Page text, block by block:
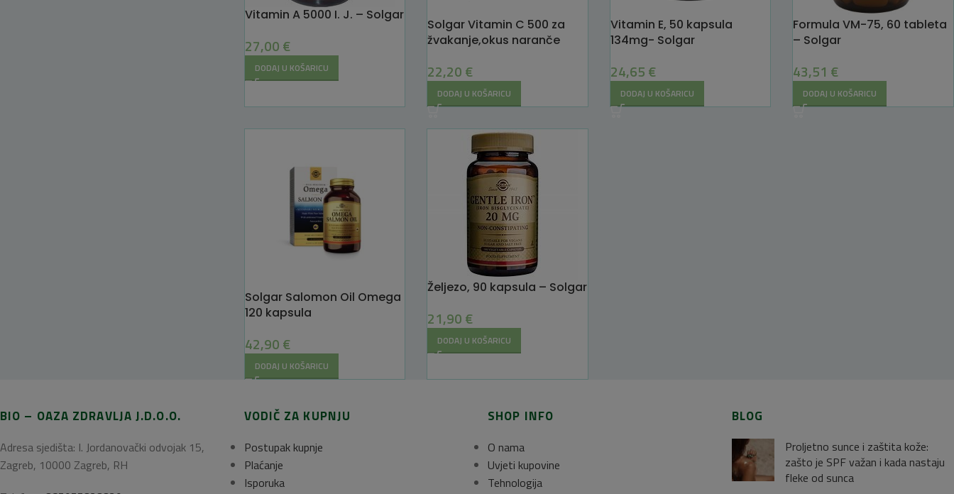
Vitamin A 5000 I. J. – Solgar
27,00 €
DODAJ U KOŠARICU
Solgar Vitamin C 500 za
žvakanje,okus naranče
22,20 €
DODAJ U KOŠARICU
Vitamin E, 50 kapsula
134mg- Solgar
24,65 €
DODAJ U KOŠARICU
Formula VM-75, 60 tableta
– Solgar
43,51 €
DODAJ U KOŠARICU
Solgar Salomon Oil Omega
120 kapsula
42,90 €
DODAJ U KOŠARICU
Željezo, 90 kapsula – Solgar
21,90 €
DODAJ U KOŠARICU
BIO – OAZA ZDRAVLJA J.D.O.O.
Adresa sjedišta: I. Jordanovački odvojak 15,
Zagreb, 10000 Zagreb, RH
VODIČ ZA KUPNJU
Postupak kupnje
Plaćanje
Isporuka
SHOP INFO
O nama
Uvjeti kupovine
Tehnologija
BLOG
Proljetno sunce i zaštita kože:
zašto je SPF važan i kada nastaju
fleke od sunca